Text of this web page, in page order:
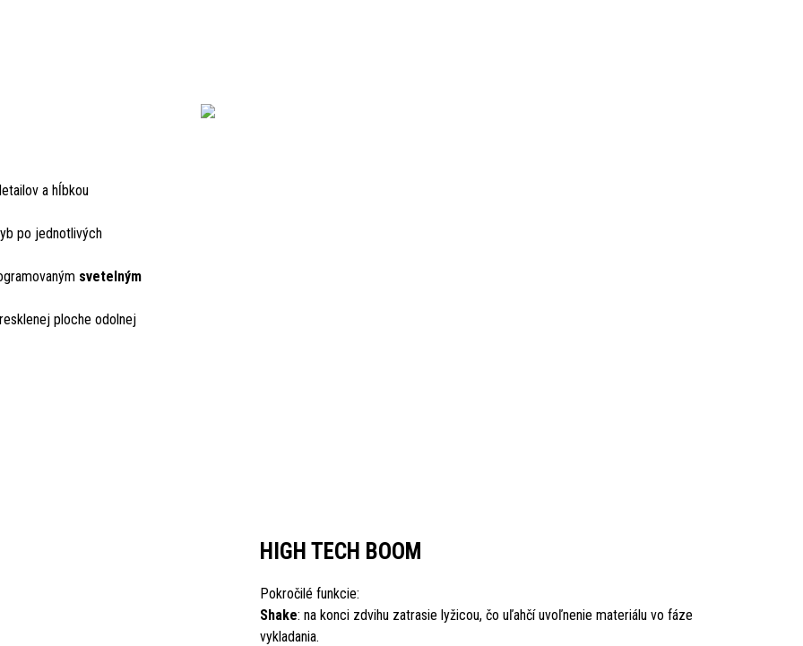
a hĺbkou
po jednotlivých
svetelným
ploche odolnej
HIGH TECH BOOM
Pokročilé funkcie:
Shake: na konci zdvihu zatrasie lyžicou, čo uľahčí uvoľnenie materiálu vo fáze
vykladania.